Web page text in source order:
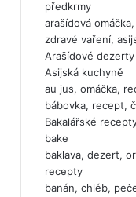
předkrmy
arašídová
zdravé vaření,
Arašídové dezerty
Asijská kuchyně
au jus, omáčka,
bábovka, recept,
Bakalářské
bake
baklava, dezert,
recepty
banán, chléb,